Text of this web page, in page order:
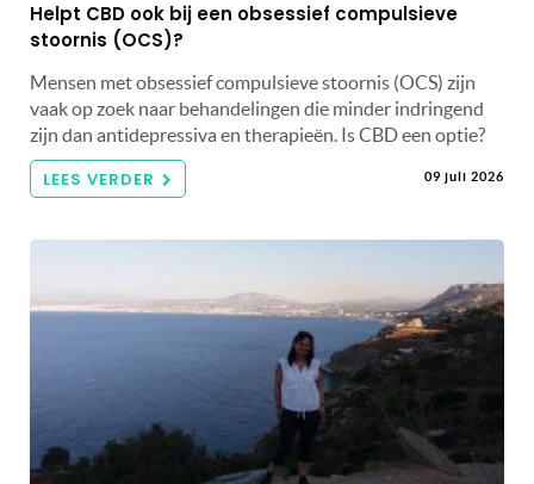
Helpt CBD ook bij een obsessief compulsieve
stoornis (OCS)?
Mensen met obsessief compulsieve stoornis (OCS) zijn
vaak op zoek naar behandelingen die minder indringend
zijn dan antidepressiva en therapieën. Is CBD een optie?
LEES VERDER 09 juli 2026